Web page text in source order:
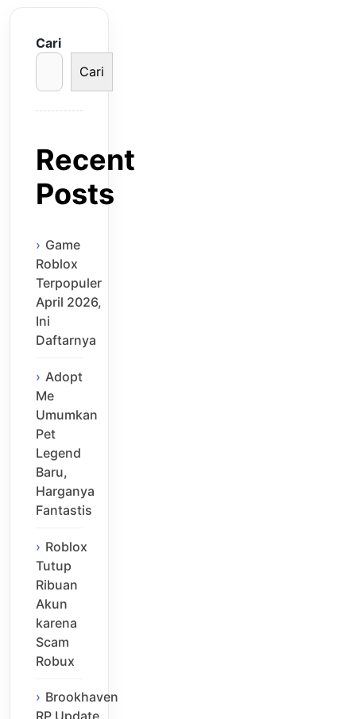
Cari
Cari
Recent
Posts
Game
Roblox
Terpopuler
April 2026,
Ini
Daftarnya
Adopt
Me
Umumkan
Pet
Legend
Baru,
Harganya
Fantastis
Roblox
Tutup
Ribuan
Akun
karena
Scam
Robux
Brookhaven